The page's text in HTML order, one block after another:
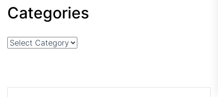
Categories
Categories